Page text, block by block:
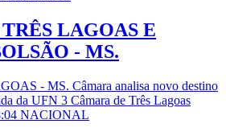
LAGOAS E
- MS.
- MS. Câmara analisa novo destino
da UFN 3 Câmara de Três Lagoas
NACIONAL